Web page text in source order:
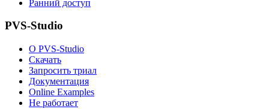
Ранний доступ
PVS-Studio
О PVS-Studio
Скачать
Запросить триал
Документация
Online Examples
Не работает